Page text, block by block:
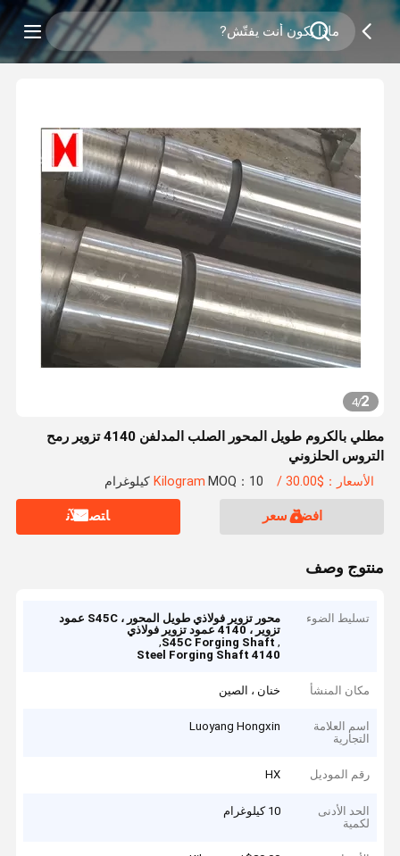
2
/
4
مطلي بالكروم طويل المحور الصلب المدلفن 4140 تزوير رمح
التروس الحلزوني
الأسعار：$30.00 / Kilogram MOQ：10 كيلوغرام
افضل سعر ﺎﺘﺼﻟ ﺍﻶﻧ
منتوج وصف
تسليط الضوء
محور تزوير فولاذي طويل المحور ، S45C عمود
تزوير ، 4140 عمود تزوير فولاذي
,
S45C Forging Shaft
,
4140 Steel Forging Shaft
مكان المنشأ خنان ، الصين
اسم العلامة
التجارية
Luoyang Hongxin
رقم الموديل HX
الحد الأدنى
لكمية
10 كيلوغرام